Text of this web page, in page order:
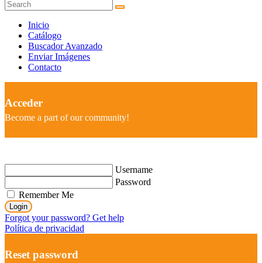
Inicio
Catálogo
Buscador Avanzado
Enviar Imágenes
Contacto
Acceder
Become a part of our community!
Username
Password
Remember Me
Login
Forgot your password? Get help
Política de privacidad
Reset password